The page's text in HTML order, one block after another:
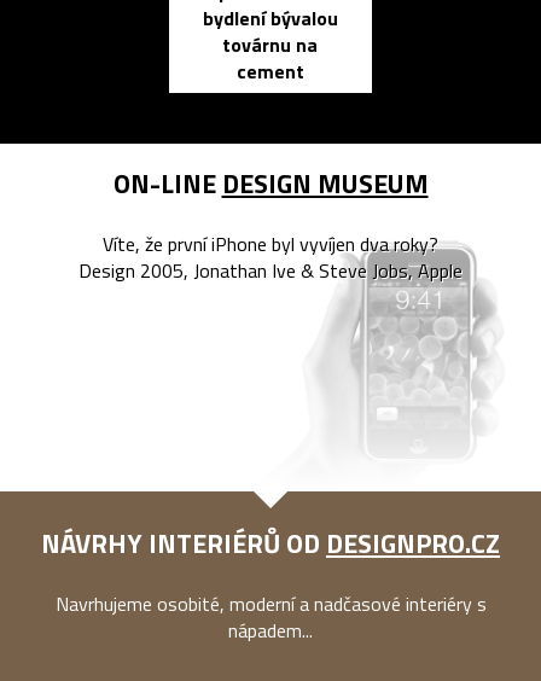
bydlení bývalou
továrnu na
cement
ON-LINE DESIGN MUSEUM
Víte, že první iPhone byl vyvíjen dva roky?
Design 2005, Jonathan Ive & Steve Jobs, Apple
NÁVRHY INTERIÉRŮ OD DESIGNPRO.CZ
Navrhujeme osobité, moderní a nadčasové interiéry s
nápadem...